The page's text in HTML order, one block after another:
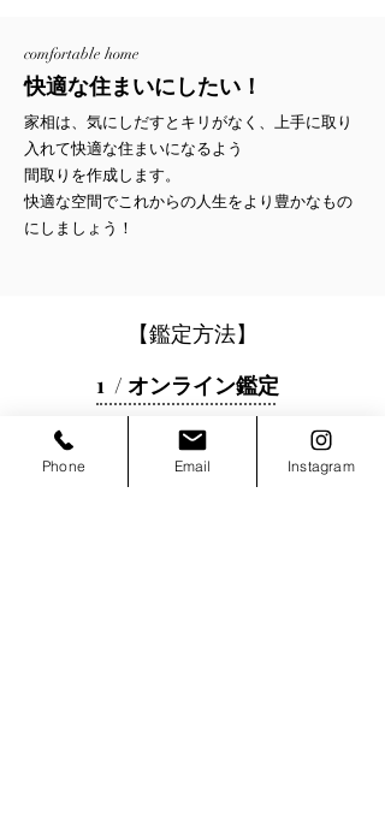
comfortable home
快適な住まいにしたい！
家相は、気にしだすとキリがなく、上手に取り
入れて快適な住まいになるよう
間取りを作成します。
​快適な空間でこれからの人生をより豊かなもの
にしましょう！
【​鑑定方法】
1 / オンライン鑑定
【ZOOM・LINEビデオ使用】
Phone Email Instagram